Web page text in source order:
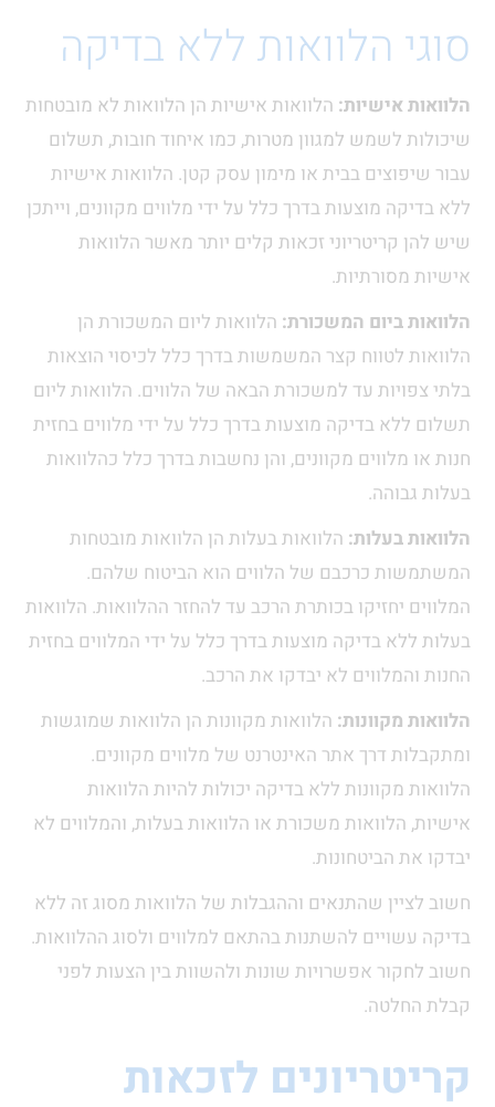
סוגי הלוואות ללא בדיקה
הלוואות אישיות: הלוואות אישיות הן הלוואות לא מובטחות
שיכולות לשמש למגוון מטרות, כמו איחוד חובות, תשלום
עבור שיפוצים בבית או מימון עסק קטן. הלוואות אישיות
ללא בדיקה מוצעות בדרך כלל על ידי מלווים מקוונים, וייתכן
שיש להן קריטריוני זכאות קלים יותר מאשר הלוואות
אישיות מסורתיות.
הלוואות ביום המשכורת: הלוואות ליום המשכורת הן
הלוואות לטווח קצר המשמשות בדרך כלל לכיסוי הוצאות
בלתי צפויות עד למשכורת הבאה של הלווים. הלוואות ליום
תשלום ללא בדיקה מוצעות בדרך כלל על ידי מלווים בחזית
חנות או מלווים מקוונים, והן נחשבות בדרך כלל כהלוואות
בעלות גבוהה.
הלוואות בעלות: הלוואות בעלות הן הלוואות מובטחות
המשתמשות כרכבם של הלווים הוא הביטוח שלהם.
המלווים יחזיקו בכותרת הרכב עד להחזר ההלוואות. הלוואות
בעלות ללא בדיקה מוצעות בדרך כלל על ידי המלווים בחזית
החנות והמלווים לא יבדקו את הרכב.
הלוואות מקוונות: הלוואות מקוונות הן הלוואות שמוגשות
ומתקבלות דרך אתר האינטרנט של מלווים מקוונים.
הלוואות מקוונות ללא בדיקה יכולות להיות הלוואות
אישיות, הלוואות משכורת או הלוואות בעלות, והמלווים לא
יבדקו את הביטחונות.
חשוב לציין שהתנאים וההגבלות של הלוואות מסוג זה ללא
בדיקה עשויים להשתנות בהתאם למלווים ולסוג ההלוואות.
חשוב לחקור אפשרויות שונות ולהשוות בין הצעות לפני
קבלת החלטה.
קריטריונים לזכאות